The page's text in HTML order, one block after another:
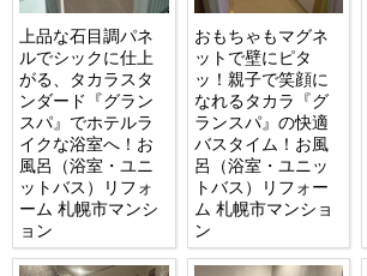
上品な石目調パネ
ルでシックに仕上
がる、タカラスタ
ンダード『グラン
スパ』でホテルラ
イクな浴室へ！お
風呂（浴室・ユニ
ットバス）リフォ
ーム 札幌市マンシ
ョン
おもちゃもマグネ
ットで壁にピタ
ッ！親子で笑顔に
なれるタカラ『グ
ランスパ』の快適
バスタイム！お風
呂（浴室・ユニッ
トバス）リフォー
ム 札幌市マンショ
ン